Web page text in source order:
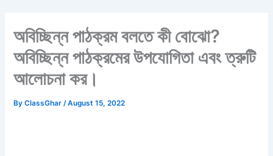
অবিচ্ছিন্ন পাঠক্রম বলতে কী বোঝো?
অবিচ্ছিন্ন পাঠক্রমের উপযোগিতা এবং ত্রুটি
আলোচনা কর।
ByClassGhar/August 15, 2022